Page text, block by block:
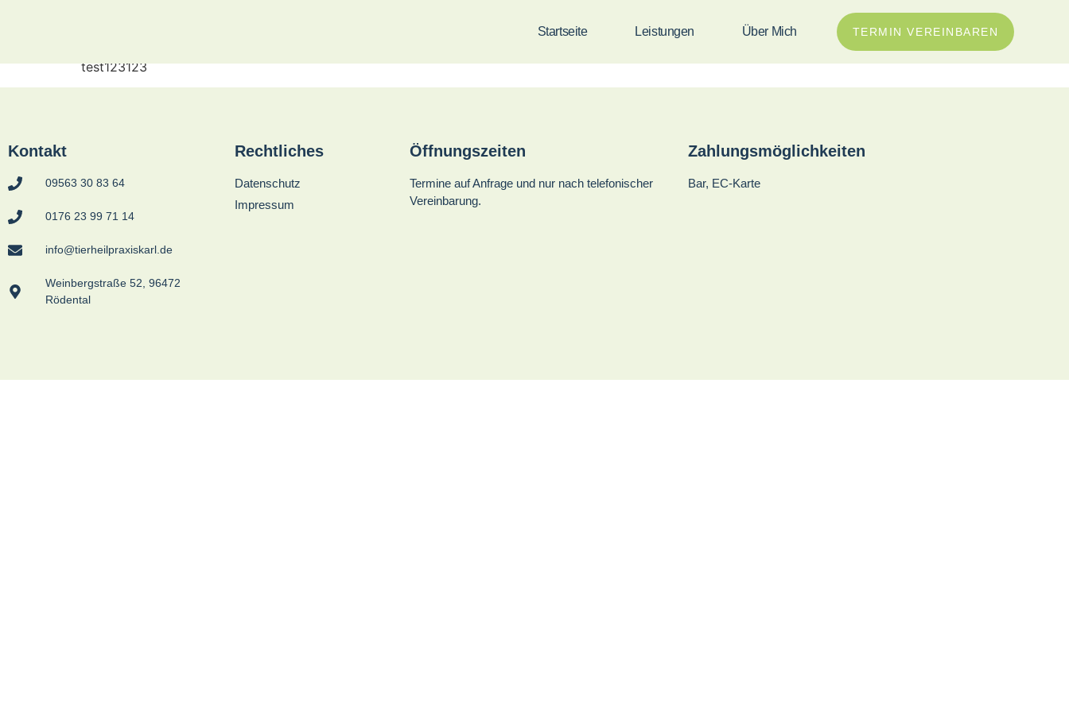
Startseite Leistungen Über Mich TERMIN VEREINBAREN
test123123
Kontakt
09563 30 83 64
0176 23 99 71 14
info@tierheilpraxiskarl.de
Weinbergstraße 52, 96472
Rödental
Rechtliches
Datenschutz
Impressum
Öffnungszeiten
Termine auf Anfrage und nur nach telefonischer
Vereinbarung.
Zahlungsmöglichkeiten
Bar, EC-Karte